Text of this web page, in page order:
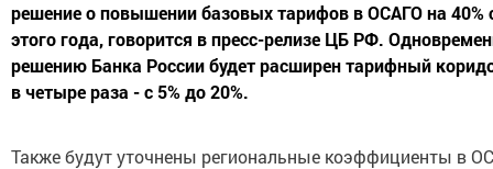
решение о повышении базовых тарифов в ОСАГО на 40%
этого года, говорится в пресс-релизе ЦБ РФ.
решению Банка России будет расширен тарифный
в четыре раза - с 5% до 20%.
Также будут уточнены региональные коэффициенты в